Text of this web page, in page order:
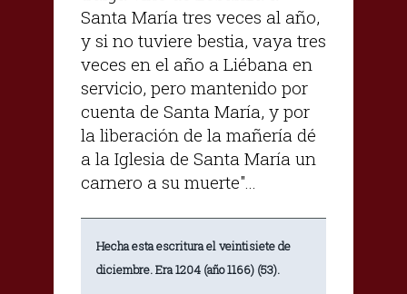
Santa María tres veces al año,
y si no tuviere bestia, vaya tres
veces en el año a Liébana en
servicio, pero mantenido por
cuenta de Santa María, y por
la liberación de la mañería dé
a la Iglesia de Santa María un
carnero a su muerte"...
Hecha esta escritura el veintisiete de
diciembre. Era 1204 (año 1166) (53).